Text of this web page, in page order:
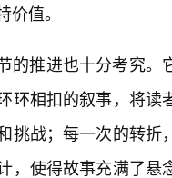
值。
的推进也十分考究
环相扣的叙事，将
挑战；每一次的转
，使得故事充满了